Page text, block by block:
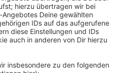
den ÖPNV genutzt zu
wegen der Möglichkeit des
nicht mehr in Bus und
Corona würde das
deutlich größere Rolle
und damit die Mobilität